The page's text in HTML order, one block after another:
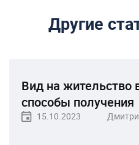
Другие
Вид на жительство
способы получения
15.10.2023